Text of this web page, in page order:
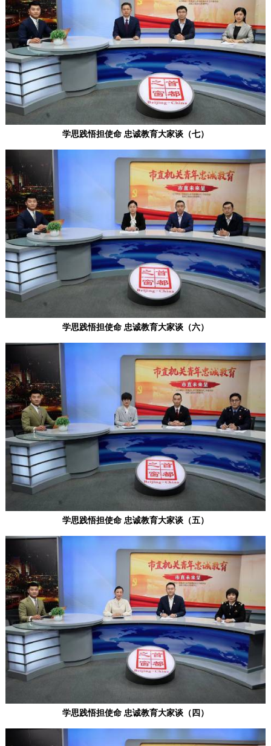
走进北京
北京概况 十六区概览 人文北京
绿色北京 图说北京 视频北京
ENGLISH 한국어 日本語
DEUTSCH FRANÇAIS РУССКИЙ ЯЗЫК
ESPAÑOL العربية PORTUGUÊS
ITALIANO
回到顶部
学思践悟担使命 忠诚教育大家谈（七）
学思践悟担使命 忠诚教育大家谈（六）
学思践悟担使命 忠诚教育大家谈（五）
学思践悟担使命 忠诚教育大家谈（四）